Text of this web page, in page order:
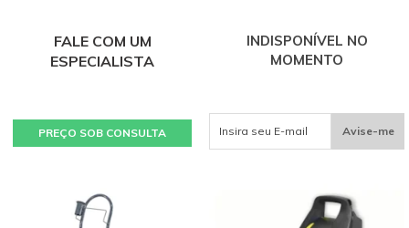
FALE COM UM
ESPECIALISTA
PREÇO SOB CONSULTA
INDISPONÍVEL NO
MOMENTO
Avise-me